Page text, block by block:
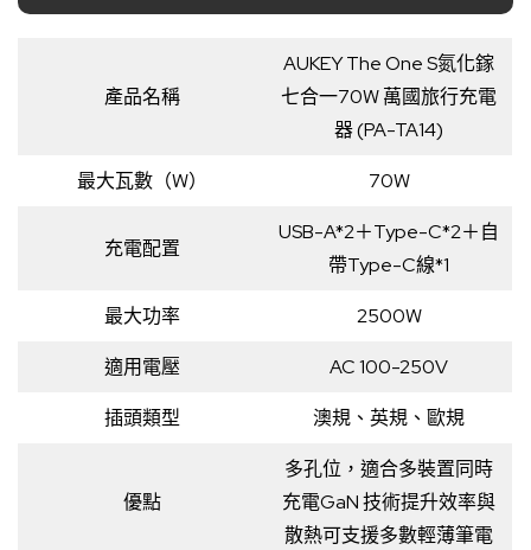
產品名稱
AUKEY The One S氮化鎵
七合一70W 萬國旅行充電
器 (PA-TA14)
最大瓦數（W） 70W
充電配置
USB-A*2＋Type-C*2＋自
帶Type-C線*1
最大功率 2500W
適用電壓 AC 100-250V
插頭類型 澳規、英規、歐規
優點
多孔位，適合多裝置同時
充電GaN 技術提升效率與
散熱可支援多數輕薄筆電